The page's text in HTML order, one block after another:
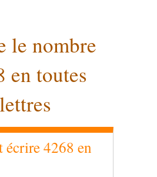
le nombre
en toutes
lettres
écrire 4268 en